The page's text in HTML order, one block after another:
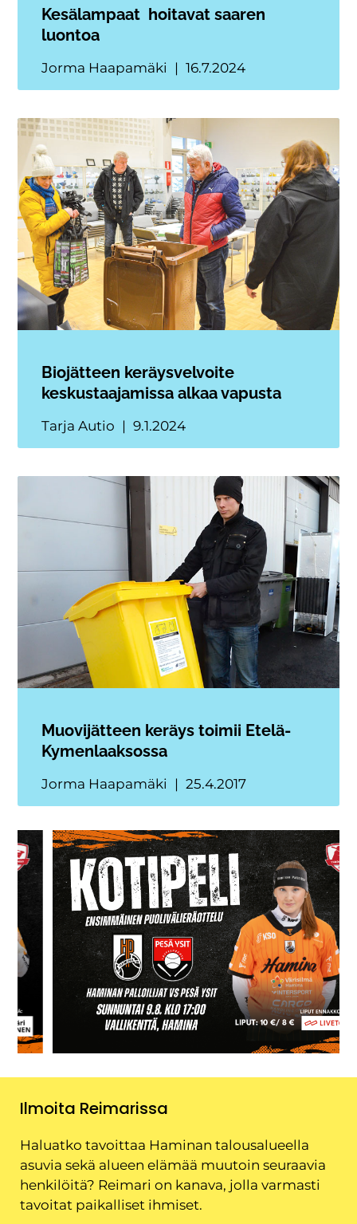
Kesälampaat hoitavat saaren
luontoa
Jorma Haapamäki 16.7.2024
Biojätteen keräysvelvoite
keskustaajamissa alkaa vapusta
Tarja Autio 9.1.2024
Muovijätteen keräys toimii Etelä-
Kymenlaaksossa
Jorma Haapamäki 25.4.2017
Ilmoita Reimarissa
Haluatko tavoittaa Haminan talousalueella
asuvia sekä alueen elämää muutoin seuraavia
henkilöitä? Reimari on kanava, jolla varmasti
tavoitat paikalliset ihmiset.